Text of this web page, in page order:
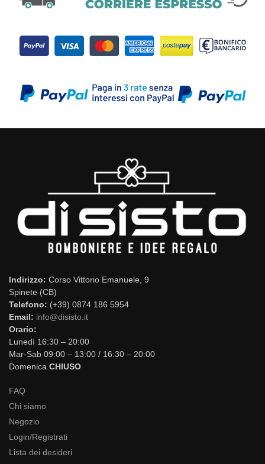
Indirizzo: Corso Vittorio Emanuele, 9
Spinete (CB)
Telefono: (+39) 0874 186 5954
Email: info@disisto.it
Orario:
Lunedì 16:30 – 20:00
Mar-Sab 09:00 – 13:00 / 16:30 – 20:00
Domenica CHIUSO
FAQ
Chi siamo
Negozio
Login/Registrati
Lista dei desideri